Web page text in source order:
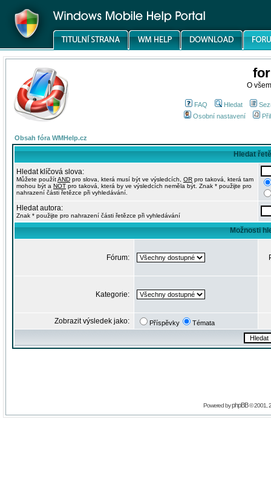
O
FAQ Hledat
Osobní nastavení
Obsah fóra WMHelp.cz
Hledat
Hledat klíčová slova:
Můžete použítAND pro slova, která musí být ve výsledcích, OR pro taková, která tam
mohou být a NOT pro taková, která by ve výsledcích neměla být. Znak * použijte pro
nahrazení části řetězce při vyhledávání.
Hledat autora:
Znak * použijte pro nahrazení části řetězce při vyhledávání
Možnosti
Fórum:
Kategorie:
Zobrazit výsledek jako: Příspěvky Témata
Powered byphpBB© 2001,